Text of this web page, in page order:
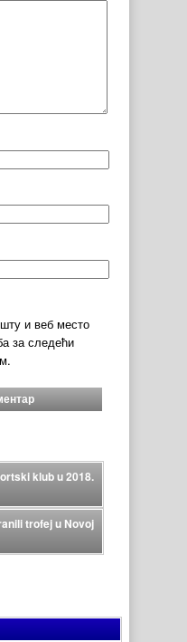
и веб место
за следећи
klub u 2018.
trofej u Novoj